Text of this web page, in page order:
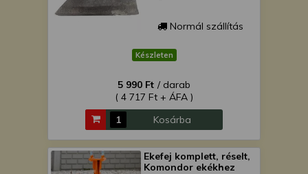
Normál szállítás
Készleten
5 990 Ft / darab
( 4 717 Ft + ÁFA )
Kosárba
Ekefej komplett, réselt,
Komondor ekékhez